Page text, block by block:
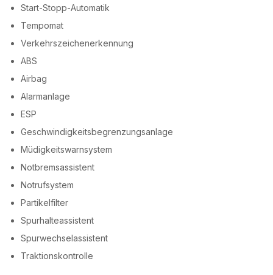
Start-Stopp-Automatik
Tempomat
Verkehrszeichenerkennung
ABS
Airbag
Alarmanlage
ESP
Geschwindigkeitsbegrenzungsanlage
Müdigkeitswarnsystem
Notbremsassistent
Notrufsystem
Partikelfilter
Spurhalteassistent
Spurwechselassistent
Traktionskontrolle